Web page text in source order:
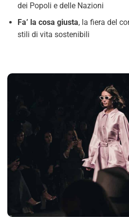
dei Popoli e delle Nazioni
Fa’ la cosa giusta, la fiera del
stili di vita sostenibili